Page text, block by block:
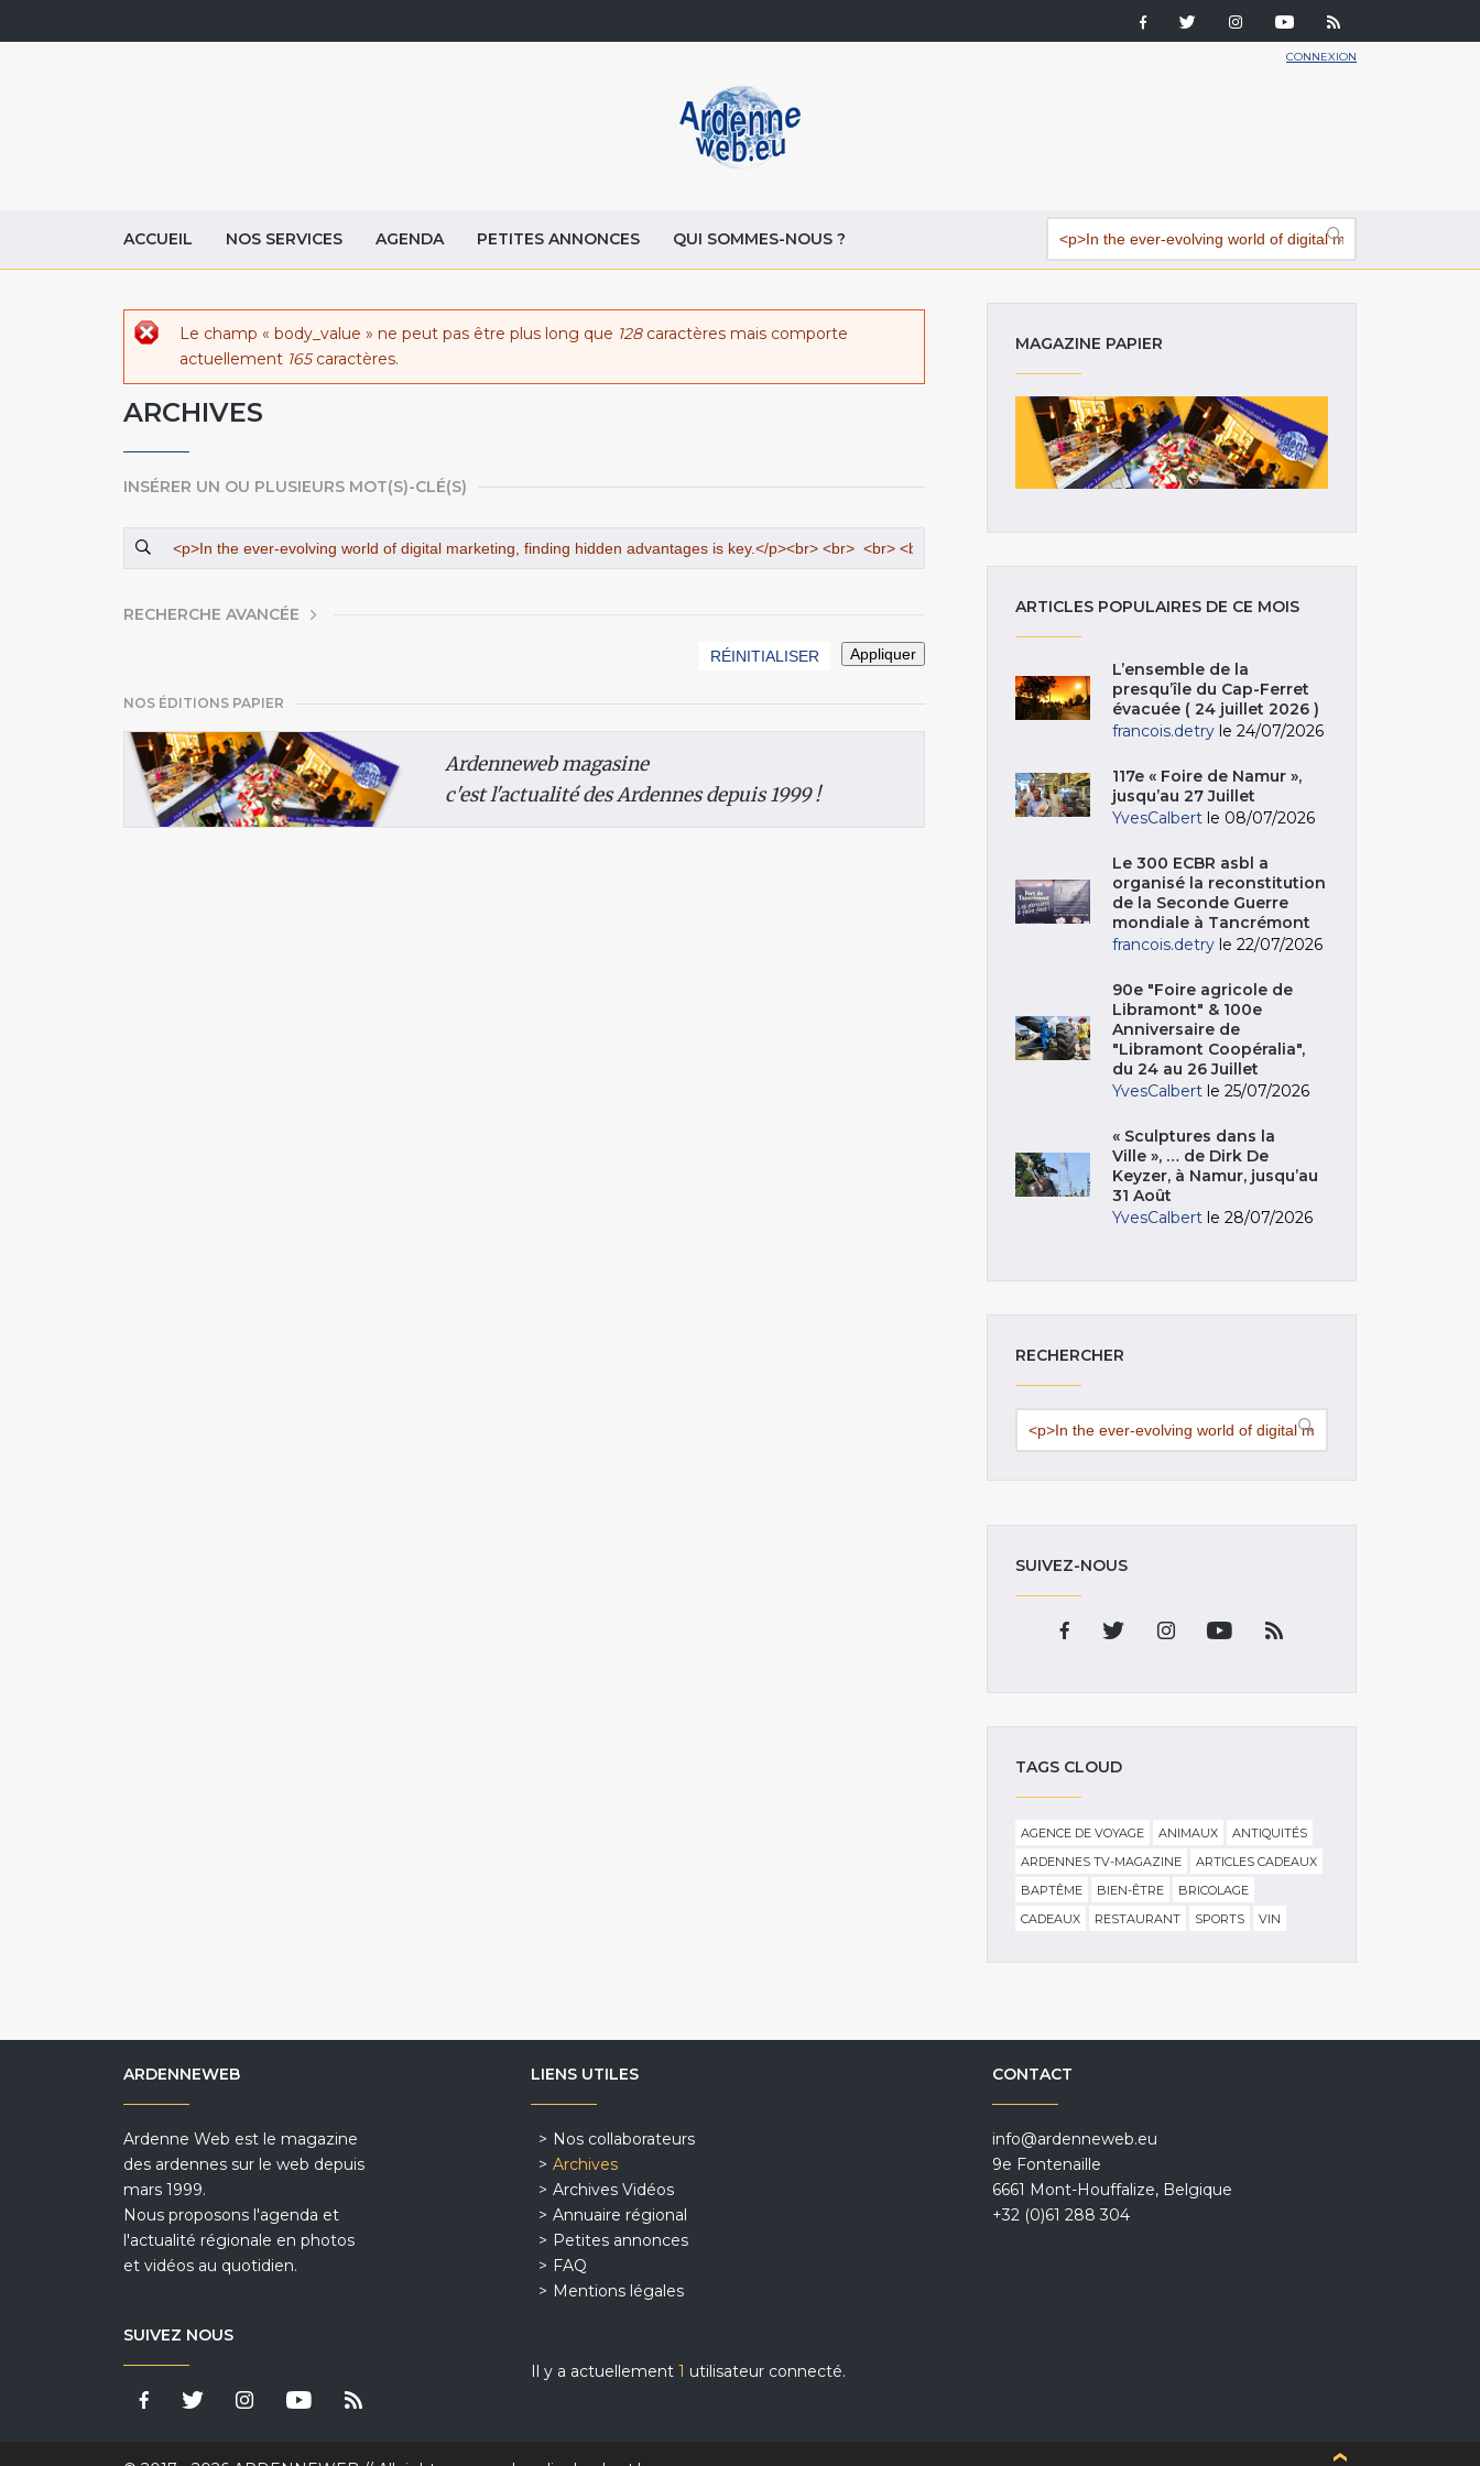
CONNEXION
ACCUEIL NOS SERVICES AGENDA PETITES ANNONCES QUI SOMMES-NOUS ?
Message d'erreur
Le champ « body_value » ne peut pas être plus long que 128caractères mais comporte
actuellement 165caractères.
ARCHIVES
INSÉRER UN OU PLUSIEURS MOT(S)-CLÉ(S)
AFFICHER
RECHERCHE AVANCÉE
NOS ÉDITIONS PAPIER
Ardenneweb magasine
c'est l'actualité des Ardennes depuis 1999 !
MAGAZINE PAPIER
ARTICLES POPULAIRES DE CE MOIS
L’ensemble de la
presqu’île du Cap-Ferret
évacuée ( 24 juillet 2026 )
francois.detry le 24/07/2026
117e « Foire de Namur »,
jusqu’au 27 Juillet
YvesCalbert le 08/07/2026
Le 300 ECBR asbl a
organisé la reconstitution
de la Seconde Guerre
mondiale à Tancrémont
francois.detry le 22/07/2026
90e "Foire agricole de
Libramont" & 100e
Anniversaire de
"Libramont Coopéralia",
du 24 au 26 Juillet
YvesCalbert le 25/07/2026
« Sculptures dans la
Ville », … de Dirk De
Keyzer, à Namur, jusqu’au
31 Août
YvesCalbert le 28/07/2026
RECHERCHER
SUIVEZ-NOUS
TAGS CLOUD
AGENCE DE VOYAGE ANIMAUX
ANTIQUITÉS
ARDENNES TV-MAGAZINE
ARTICLES CADEAUX
BAPTÊME
BIEN-ÊTRE
BRICOLAGE
CADEAUX
RESTAURANT SPORTS VIN
ARDENNEWEB
Ardenne Web est le magazine
des ardennes sur le web depuis
mars 1999.
Nous proposons l'agenda et
l'actualité régionale en photos
et vidéos au quotidien.
SUIVEZ NOUS
LIENS UTILES
Nos collaborateurs
Archives
Archives Vidéos
Annuaire régional
Petites annonces
FAQ
Mentions légales
Il y a actuellement 1 utilisateur connecté.
CONTACT
info@ardenneweb.eu
9e Fontenaille
6661 Mont-Houffalize, Belgique
+32 (0)61 288 304